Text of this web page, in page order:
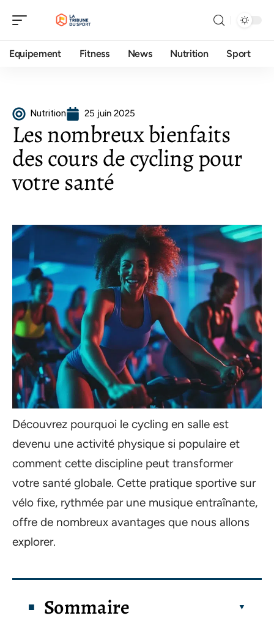
Equipement Fitness News Nutrition Sport
Nutrition 25 juin 2025
Les nombreux bienfaits
des cours de cycling pour
votre santé
Découvrez pourquoi le cycling en salle est
devenu une activité physique si populaire et
comment cette discipline peut transformer
votre santé globale. Cette pratique sportive sur
vélo fixe, rythmée par une musique entraînante,
offre de nombreux avantages que nous allons
explorer.
Sommaire